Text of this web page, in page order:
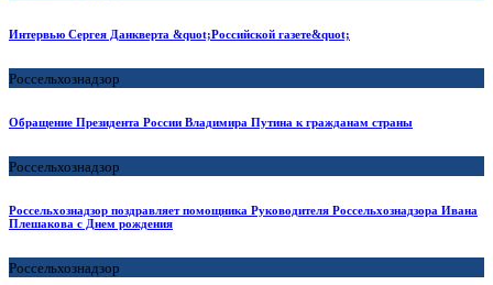
Интервью Сергея Данкверта &quot;Российской газете&quot;
Россельхознадзор
Обращение Президента России Владимира Путина к гражданам страны
Россельхознадзор
Россельхознадзор поздравляет помощника Руководителя Россельхознадзора Ивана
Плешакова с Днем рождения
Россельхознадзор